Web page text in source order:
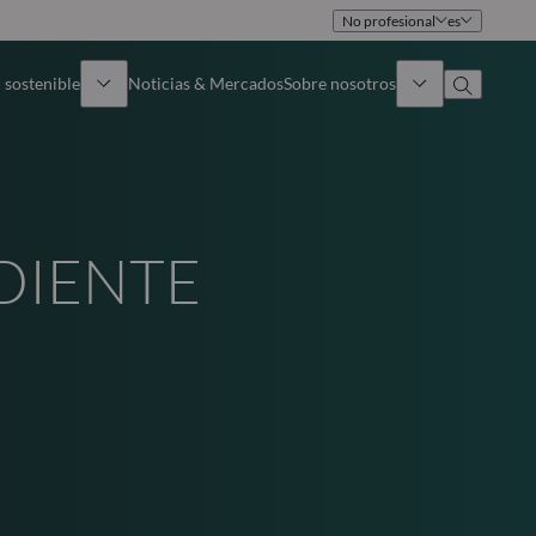
No profesional es
sostenible Noticias & MercadosSobre nosotros